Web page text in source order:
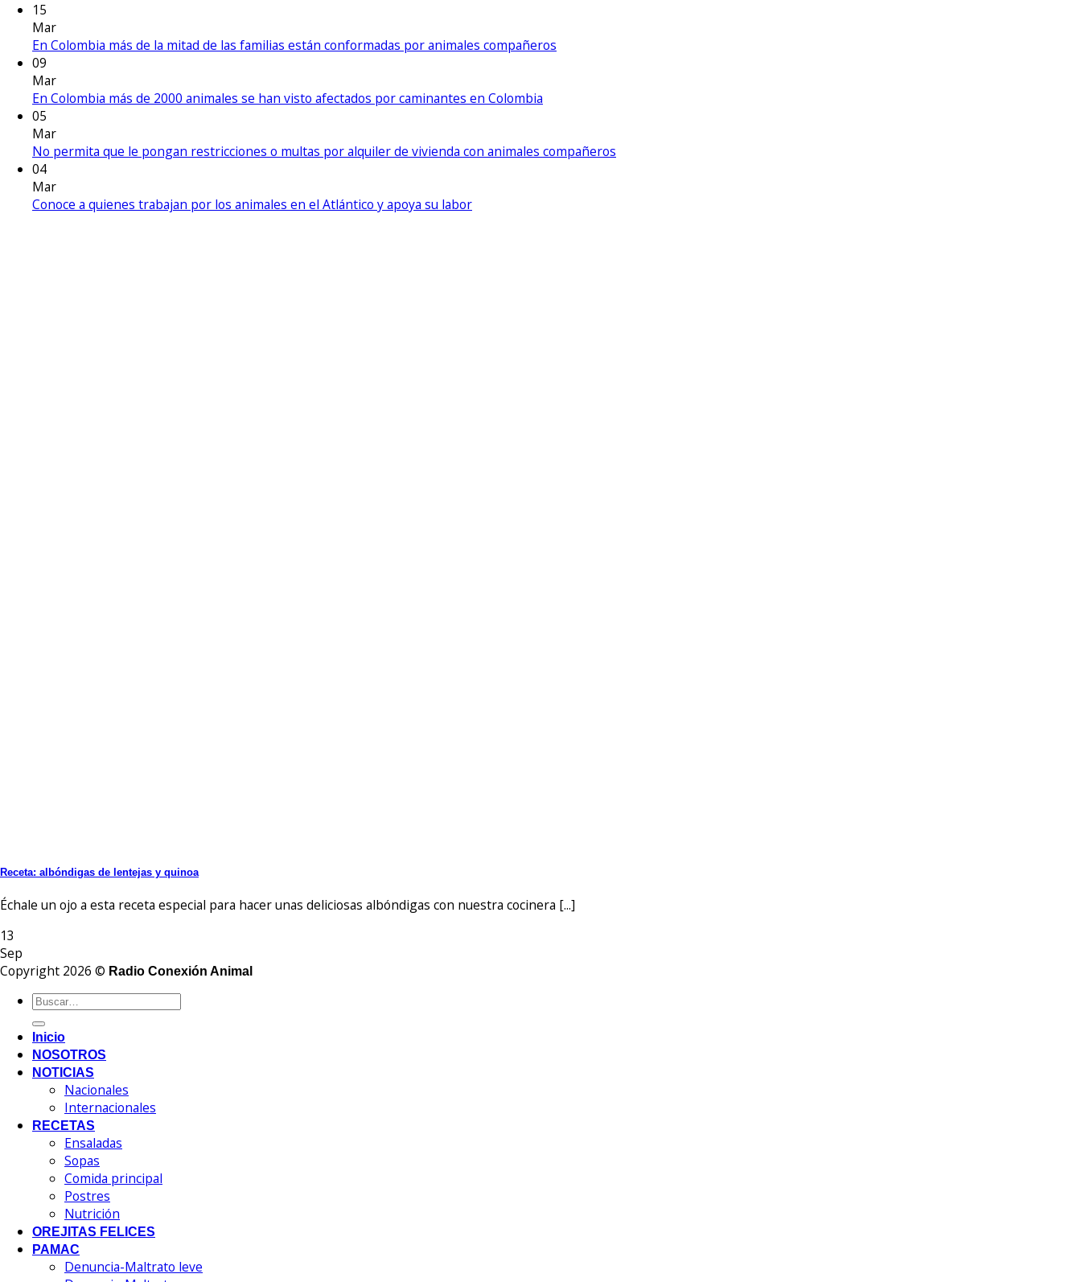
15
Mar
En Colombia más de la mitad de las familias están conformadas por animales compañeros
09
Mar
En Colombia más de 2000 animales se han visto afectados por caminantes en Colombia
05
Mar
No permita que le pongan restricciones o multas por alquiler de vivienda con animales compañeros
04
Mar
Conoce a quienes trabajan por los animales en el Atlántico y apoya su labor
Receta: albóndigas de lentejas y quinoa
Échale un ojo a esta receta especial para hacer unas deliciosas albóndigas con nuestra cocinera [...]
13
Sep
Copyright 2026 © Radio Conexión Animal
Inicio
NOSOTROS
NOTICIAS
Nacionales
Internacionales
RECETAS
Ensaladas
Sopas
Comida principal
Postres
Nutrición
OREJITAS FELICES
PAMAC
Denuncia-Maltrato leve